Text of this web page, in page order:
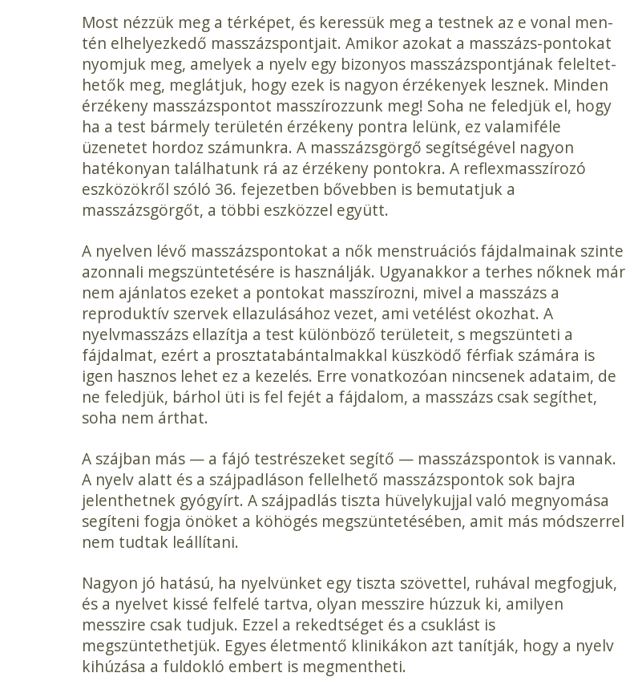
Most nézzük meg a térképet, és keressük meg a testnek az e vonal men­
tén elhelyezkedő masszázspontjait. Amikor azokat a masszázs-pontokat
nyomjuk meg, amelyek a nyelv egy bizonyos masszázspontjának feleltet­
hetők meg, meglátjuk, hogy ezek is nagyon érzékenyek lesznek. Min­den
érzékeny masszázspontot masszírozzunk meg! Soha ne feledjük el, hogy
ha a test bármely területén érzékeny pontra lelünk, ez valami­féle
üzenetet hordoz számunkra. A masszázsgörgő segítségével nagyon
hatékonyan találhatunk rá az érzékeny pontokra. A reflexmasszírozó
eszközökről szóló 36. fejezetben bővebben is bemutatjuk a
masszázsgörgőt, a többi eszközzel együtt.
A nyelven lévő masszázspontokat a nők menstruációs fájdalmainak szinte
azonnali megszüntetésére is használják. Ugyanakkor a terhes nőknek már
nem ajánlatos ezeket a pontokat masszírozni, mivel a masszázs a
reproduktív szervek ellazulásához vezet, ami vetélést okozhat. A
nyelvmasszázs ellazítja a test különböző területeit, s meg­szünteti a
fájdalmat, ezért a prosztatabántalmakkal küszködő férfiak számára is
igen hasznos lehet ez a kezelés. Erre vonatkozóan nincse­nek adataim, de
ne feledjük, bárhol üti is fel fejét a fájdalom, a masszázs csak segíthet,
soha nem árthat.
A szájban más — a fájó testrészeket segítő — masszázspontok is vannak.
A nyelv alatt és a szájpadláson fellelhető masszázspontok sok bajra
jelenthetnek gyógyírt. A szájpadlás tiszta hüvelykujjal való megnyo­mása
segíteni fogja önöket a köhögés megszüntetésében, amit más módszerrel
nem tudtak leállítani.
Nagyon jó hatású, ha nyelvünket egy tiszta szövettel, ruhával megfogjuk,
és a nyelvet kissé felfelé tartva, olyan messzire húzzuk ki, amilyen
messzire csak tudjuk. Ezzel a rekedtséget és a csuklást is
megszüntethetjük. Egyes életmentő klinikákon azt tanítják, hogy a nyelv
kihúzása a fuldokló embert is megmentheti.